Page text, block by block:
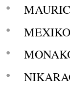
MEXIKO